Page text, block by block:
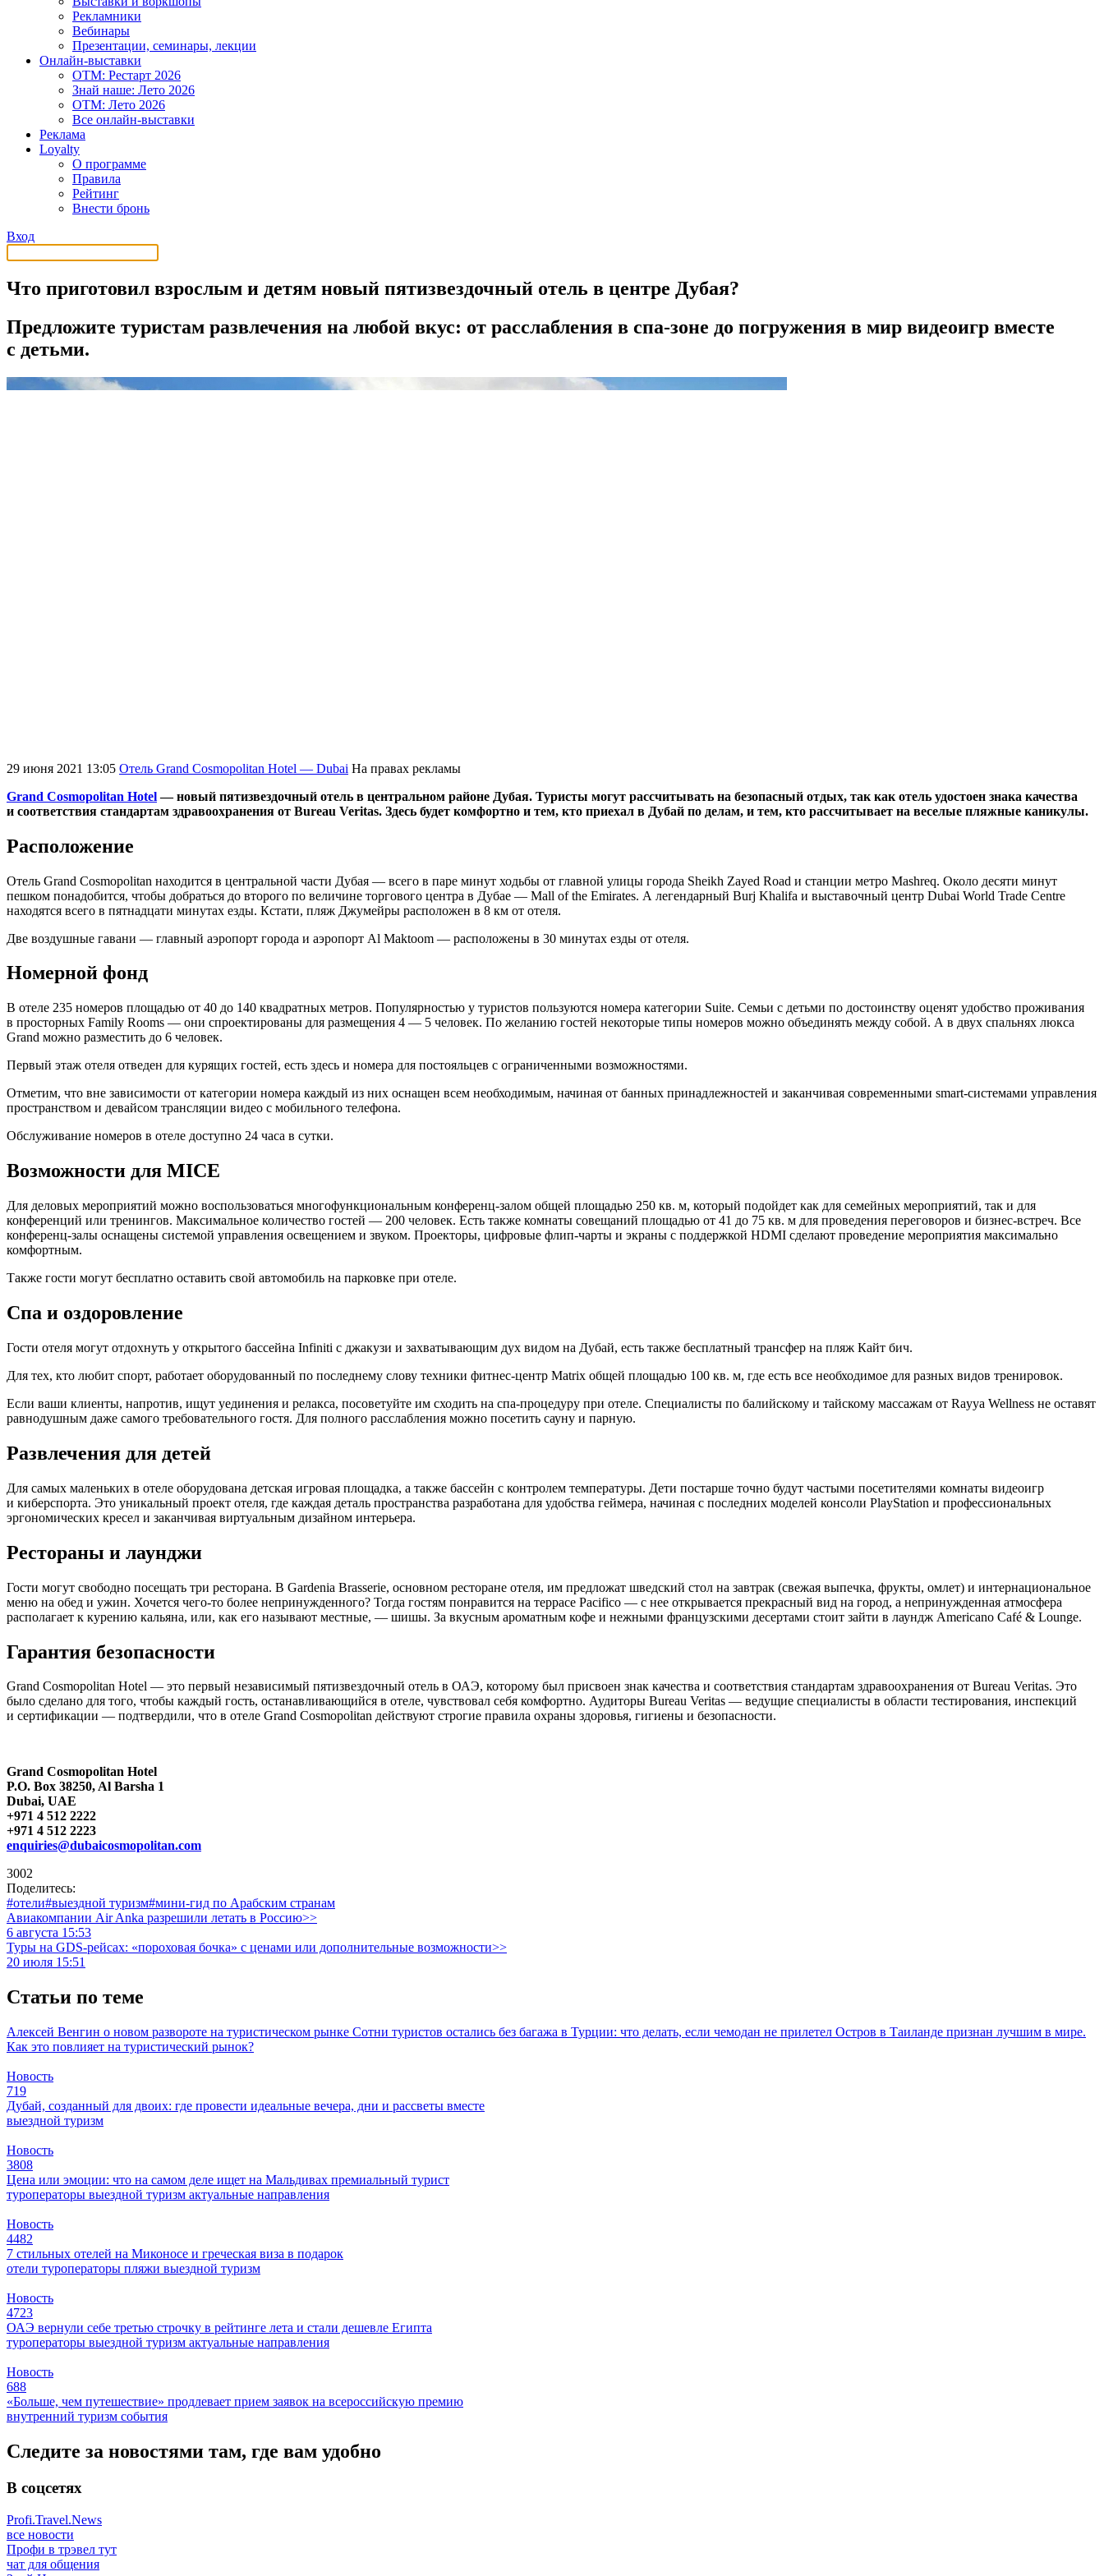
Рекламники
Вебинары
Презентации, семинары, лекции
Онлайн-выставки
OTM: Рестарт 2026
Знай наше: Лето 2026
OTM: Лето 2026
Все онлайн-выставки
Реклама
Loyalty
О программе
Правила
Рейтинг
Внести бронь
Вход
Что приготовил взрослым и детям новый пятизвездочный отель в центре Дубая?
Предложите туристам развлечения на любой вкус: от расслабления в спа-зоне до погружения в мир видеоигр вместе
с детьми.
29 июня 2021 13:05 Отель Grand Cosmopolitan Hotel — Dubai На правах рекламы
Grand Cosmopolitan Hotel— новый пятизвездочный отель в центральном районе Дубая. Туристы могут рассчитывать на безопасный отдых, так как отель удостоен знака качества
и соответствия стандартам здравоохранения от Bureau Veritas. Здесь будет комфортно и тем, кто приехал в Дубай по делам, и тем, кто рассчитывает на веселые пляжные каникулы.
Расположение
Отель Grand Cosmopolitan находится в центральной части Дубая — всего в паре минут ходьбы от главной улицы города Sheikh Zayed Road и станции метро Mashreq. Около десяти минут
пешком понадобится, чтобы добраться до второго по величине торгового центра в Дубае — Mall of the Emirates. А легендарный Burj Khalifa и выставочный центр Dubai World Trade Centre
находятся всего в пятнадцати минутах езды. Кстати, пляж Джумейры расположен в 8 км от отеля.
Две воздушные гавани — главный аэропорт города и аэропорт Al Maktoom — расположены в 30 минутах езды от отеля.
Номерной фонд
В отеле 235 номеров площадью от 40 до 140 квадратных метров. Популярностью у туристов пользуются номера категории Suite. Семьи с детьми по достоинству оценят удобство проживания
в просторных Family Rooms — они спроектированы для размещения 4 — 5 человек. По желанию гостей некоторые типы номеров можно объединять между собой. А в двух спальнях люкса
Grand можно разместить до 6 человек.
Первый этаж отеля отведен для курящих гостей, есть здесь и номера для постояльцев с ограниченными возможностями.
Отметим, что вне зависимости от категории номера каждый из них оснащен всем необходимым, начиная от банных принадлежностей и заканчивая современными smart-системами управления
пространством и девайсом трансляции видео с мобильного телефона.
Обслуживание номеров в отеле доступно 24 часа в сутки.
Возможности для MICE
Для деловых мероприятий можно воспользоваться многофункциональным конференц-залом общей площадью 250 кв. м, который подойдет как для семейных мероприятий, так и для
конференций или тренингов. Максимальное количество гостей — 200 человек. Есть также комнаты совещаний площадью от 41 до 75 кв. м для проведения переговоров и бизнес-встреч. Все
конференц-залы оснащены системой управления освещением и звуком. Проекторы, цифровые флип-чарты и экраны с поддержкой HDMI сделают проведение мероприятия максимально
комфортным.
Также гости могут бесплатно оставить свой автомобиль на парковке при отеле.
Спа и оздоровление
Гости отеля могут отдохнуть у открытого бассейна Infiniti с джакузи и захватывающим дух видом на Дубай, есть также бесплатный трансфер на пляж Кайт бич.
Для тех, кто любит спорт, работает оборудованный по последнему слову техники фитнес-центр Matrix общей площадью 100 кв. м, где есть все необходимое для разных видов тренировок.
Если ваши клиенты, напротив, ищут уединения и релакса, посоветуйте им сходить на спа-процедуру при отеле. Специалисты по балийскому и тайскому массажам от Rayya Wellness не оставят
равнодушным даже самого требовательного гостя. Для полного расслабления можно посетить сауну и парную.
Развлечения для детей
Для самых маленьких в отеле оборудована детская игровая площадка, а также бассейн с контролем температуры. Дети постарше точно будут частыми посетителями комнаты видеоигр
и киберспорта. Это уникальный проект отеля, где каждая деталь пространства разработана для удобства геймера, начиная с последних моделей консоли PlayStation и профессиональных
эргономических кресел и заканчивая виртуальным дизайном интерьера.
Рестораны и лаунджи
Гости могут свободно посещать три ресторана. В Gardenia Brasserie, основном ресторане отеля, им предложат шведский стол на завтрак (свежая выпечка, фрукты, омлет) и интернациональное
меню на обед и ужин. Хочется чего-то более непринужденного? Тогда гостям понравится на террасе Pacifico — с нее открывается прекрасный вид на город, а непринужденная атмосфера
располагает к курению кальяна, или, как его называют местные, — шишы. За вкусным ароматным кофе и нежными французскими десертами стоит зайти в лаундж Americano Café & Lounge.
Гарантия безопасности
Grand Cosmopolitan Hotel — это первый независимый пятизвездочный отель в ОАЭ, которому был присвоен знак качества и соответствия стандартам здравоохранения от Bureau Veritas. Это
было сделано для того, чтобы каждый гость, останавливающийся в отеле, чувствовал себя комфортно. Аудиторы Bureau Veritas — ведущие специалисты в области тестирования, инспекций
и сертификации — подтвердили, что в отеле Grand Cosmopolitan действуют строгие правила охраны здоровья, гигиены и безопасности.
Grand Cosmopolitan Hotel
P.O. Box 38250, Al Barsha 1
Dubai, UAE
+971 4 512 2222
+971 4 512 2223
enquiries@dubaicosmopolitan.com
3002
Поделитесь:
#отели#выездной туризм#мини-гид по Арабским странам
Авиакомпании Air Anka разрешили летать в Россию>>
6 августа 15:53
Туры на GDS-рейсах: «пороховая бочка» с ценами или дополнительные возможности>>
20 июля 15:51
Статьи по теме
Алексей Венгин о новом развороте на туристическом рынке Сотни туристов остались без багажа в Турции: что делать, если чемодан не прилетел Остров в Таиланде признан лучшим в мире.
Как это повлияет на туристический рынок?
Новость
719
Дубай, созданный для двоих: где провести идеальные вечера, дни и рассветы вместе
выездной туризм
Новость
3808
Цена или эмоции: что на самом деле ищет на Мальдивах премиальный турист
туроператоры выездной туризм актуальные направления
Новость
4482
7 стильных отелей на Миконосе и греческая виза в подарок
отели туроператоры пляжи выездной туризм
Новость
4723
ОАЭ вернули себе третью строчку в рейтинге лета и стали дешевле Египта
туроператоры выездной туризм актуальные направления
Новость
688
«Больше, чем путешествие» продлевает прием заявок на всероссийскую премию
внутренний туризм события
Следите за новостями там, где вам удобно
В соцсетях
Profi.Travel.News
все новости
Профи в трэвел тут
чат для общения